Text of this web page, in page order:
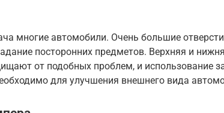
многие автомобили. Очень большие
посторонних предметов. Верхняя и
от подобных проблем, и использование
для улучшения внешнего вида